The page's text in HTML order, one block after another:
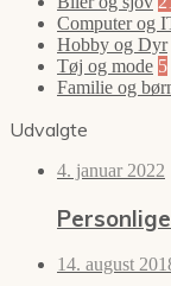
Computer og
Hobby og Dyr
Tøj og mode 5
Familie og
Udvalgte
4. januar 2022
14. august